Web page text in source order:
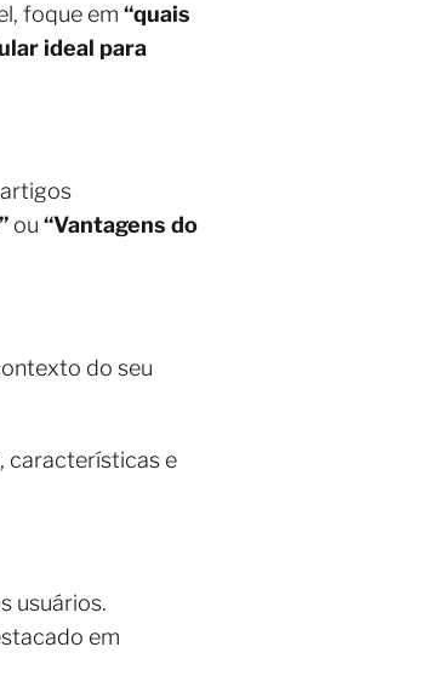
foque em “quais
ideal para
ou “Vantagens do
do seu
características e
usuários.
em